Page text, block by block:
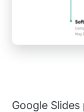
Google